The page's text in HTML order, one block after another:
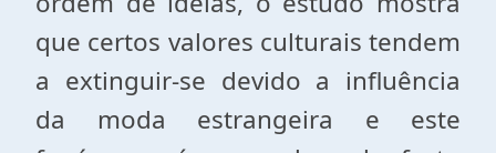
que certos valores culturais tendem
a extinguir-se devido a influência
da moda estrangeira e este